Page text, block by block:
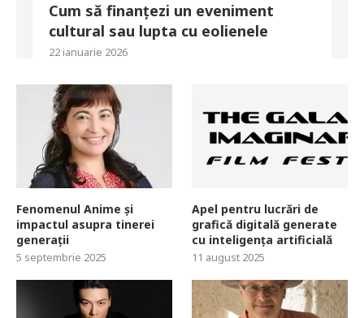
Cum să finanțezi un eveniment
cultural sau lupta cu eolienele
22 ianuarie 2026
Fenomenul Anime și
impactul asupra tinerei
generații
5 septembrie 2025
Apel pentru lucrări de
grafică digitală generate
cu inteligența artificială
11 august 2025